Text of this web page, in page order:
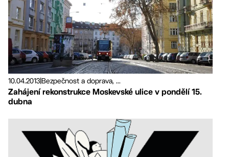
10.04.2013Bezpečnost a doprava, ...
Zahájení rekonstrukce Moskevské ulice v pondělí 15.
dubna